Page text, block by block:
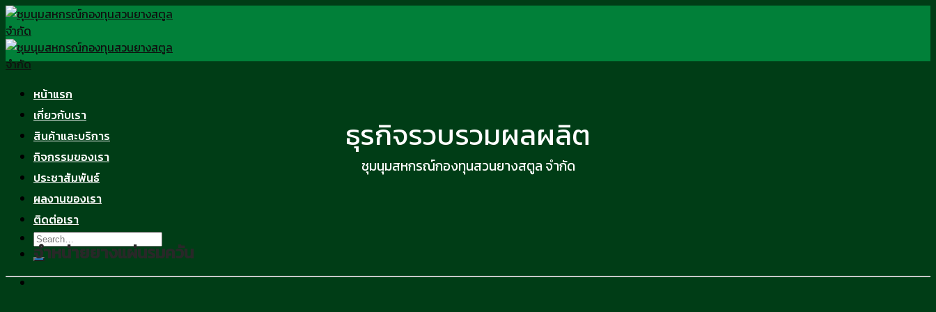
Skip
to
content
หน้าแรก
เกี่ยวกับเรา
สินค้าและบริการ
กิจกรรมของเรา
ประชาสัมพันธ์
ผลงานของเรา
ติดต่อเรา
ธุรกิจรวบรวมผลผลิต
ชุมนุมสหกรณ์กองทุนสวนยางสตูล จำกัด
จำหน่ายยางแผ่นรมควัน